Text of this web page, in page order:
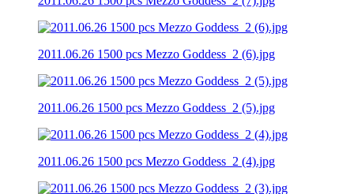
2011.06.26 1500 pcs Mezzo Goddess_2 (6).jpg
2011.06.26 1500 pcs Mezzo Goddess_2 (5).jpg
2011.06.26 1500 pcs Mezzo Goddess_2 (4).jpg